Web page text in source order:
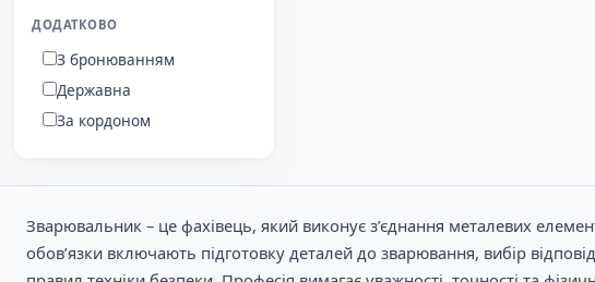
ДОДАТКОВО
З бронюванням
Державна
За кордоном
Зварювальник – це фахівець, який виконує з’єднання металевих
обов’язки включають підготовку деталей до зварювання, вибір